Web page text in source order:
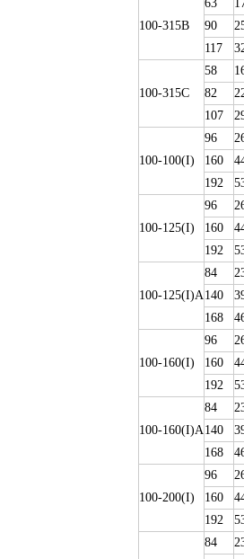
100-315B
63
90
117
100-315C
58
82
107
100-100(I)
96
160
192
100-125(I)
96
160
192
100-125(I)A
84
140
168
100-160(I)
96
160
192
100-160(I)A
84
140
168
100-200(I)
96
160
192
84